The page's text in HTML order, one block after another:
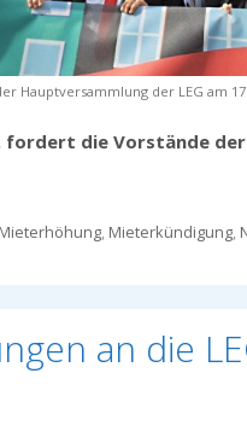
Hauptversammlung der LEG am
die Vorstände der
Mieterhöhung, Mieterkündigung,
an die